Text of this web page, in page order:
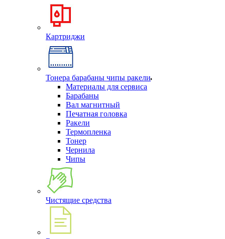
Картриджи
Тонера барабаны чипы ракели
Материалы для сервиса
Барабаны
Вал магнитный
Печатная головка
Ракели
Термопленка
Тонер
Чернила
Чипы
Чистящие средства